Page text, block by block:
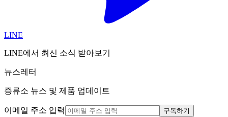
LINE
LINE에서 최신 소식 받아보기
뉴스레터
증류소 뉴스 및 제품 업데이트
이메일 주소 입력 구독하기